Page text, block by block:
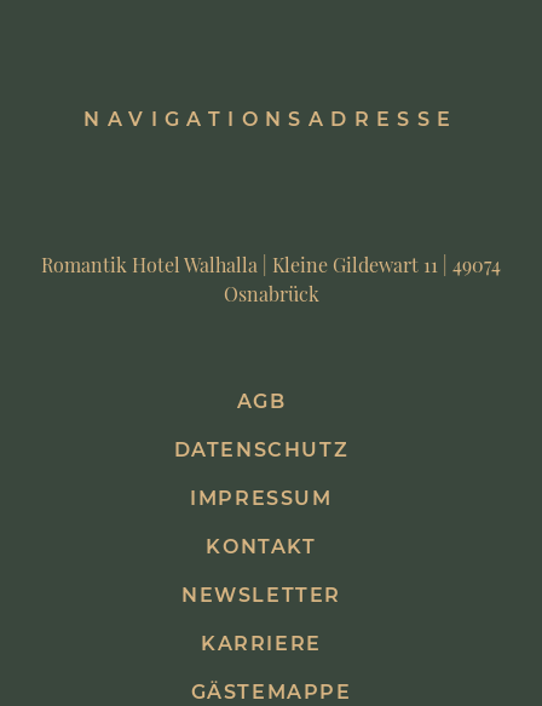
NAVIGATIONSADRESSE
Romantik Hotel Walhalla | Kleine Gildewart 11 | 49074
Osnabrück
AGB
DATENSCHUTZ
IMPRESSUM
KONTAKT
NEWSLETTER
KARRIERE
GÄSTEMAPPE